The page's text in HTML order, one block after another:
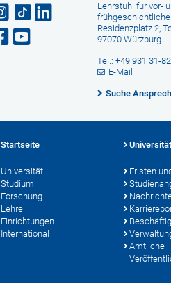
Lehrstuhl für vor-
Residenzplatz 2,
97070 Würzburg
Tel.: +49 931 31-
E-Mail
Suche
Startseite
Universität
Studium
Forschung
Lehre
Einrichtungen
International
Universität
Fristen
Amtliche